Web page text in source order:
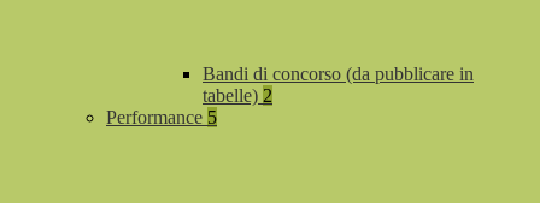
Bandi di concorso (da pubblicare in
tabelle) 2
Performance 5